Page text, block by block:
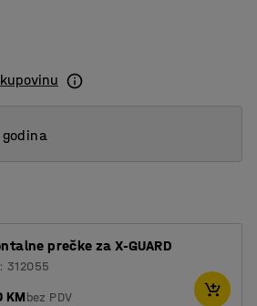
godina
prečke za X-GUARD
312055
KMbez PDV